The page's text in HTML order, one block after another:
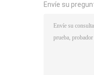
Envíe su